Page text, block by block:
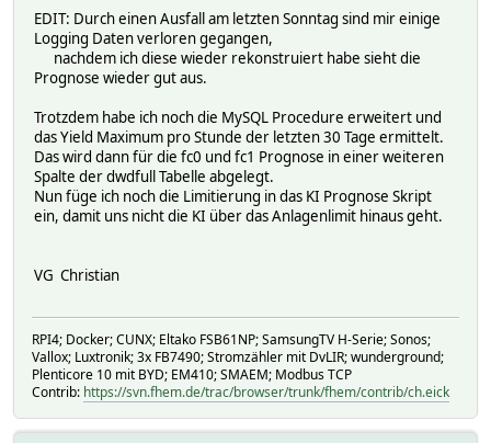
2_KI_Prognose\
{if( !([$SELF:state] eq "off")
and\
and\
(\
([05:00-22:00] and [:03] ## In
)\
or [$SELF:ui_command_1] eq
)\
) {\
\
\
if (AttrVal("$SELF","verbose",0) >=3) {\
\
set_Reading("ui_command_1","---");; ##
## kann das Kommando
}\
EDIT: Durch einen Ausfall am letzten Sonntag sind mir einige
Logging Daten verloren gegangen,
nachdem ich diese wieder rekonstruiert habe sieht die
Prognose wieder gut aus.
Trotzdem habe ich noch die MySQL Procedure erweitert und
das Yield Maximum pro Stunde der letzten 30 Tage ermittelt.
Das wird dann für die fc0 und fc1 Prognose in einer weiteren
Spalte der dwdfull Tabelle abgelegt.
Nun füge ich noch die Limitierung in das KI Prognose Skript
ein, damit uns nicht die KI über das Anlagenlimit hinaus geht.
VG Christian
RPI4; Docker; CUNX; Eltako FSB61NP; SamsungTV H-Serie; Sonos;
Vallox; Luxtronik; 3x FB7490; Stromzähler mit DvLIR; wunderground;
Plenticore 10 mit BYD; EM410; SMAEM; Modbus TCP
Contrib: https://svn.fhem.de/trac/browser/trunk/fhem/contrib/ch.eick